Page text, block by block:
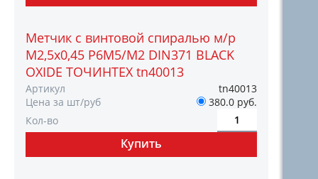
Метчик с винтовой спиралью м/р
М2,5х0,45 Р6М5/М2 DIN371 BLACK
OXIDE ТОЧИНТЕХ tn40013
Артикул
tn40013
Цена за шт/руб
380.0 руб.
Кол-во